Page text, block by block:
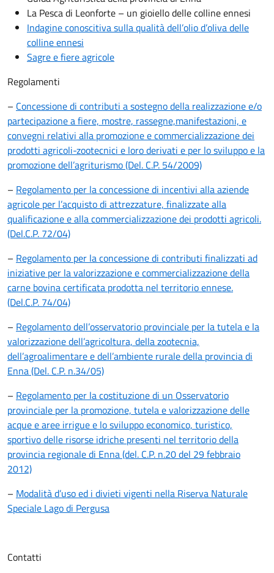
La Pesca di Leonforte – un gioiello delle colline ennesi
Indagine conoscitiva sulla qualità dell’olio d’oliva delle
colline ennesi
Sagre e fiere agricole
Regolamenti
– Concessione di contributi a sostegno della realizzazione e/o
partecipazione a fiere, mostre, rassegne,manifestazioni, e
convegni relativi alla promozione e commercializzazione dei
prodotti agricoli-zootecnici e loro derivati e per lo sviluppo e la
promozione dell’agriturismo (Del. C.P. 54/2009)
– Regolamento per la concessione di incentivi alla aziende
agricole per l’acquisto di attrezzature, finalizzate alla
qualificazione e alla commercializzazione dei prodotti agricoli.
(Del.C.P. 72/04)
– Regolamento per la concessione di contributi finalizzati ad
iniziative per la valorizzazione e commercializzazione della
carne bovina certificata prodotta nel territorio ennese.
(Del.C.P. 74/04)
– Regolamento dell’osservatorio provinciale per la tutela e la
valorizzazione dell’agricoltura, della zootecnia,
dell’agroalimentare e dell’ambiente rurale della provincia di
Enna (Del. C.P. n.34/05)
– Regolamento per la costituzione di un Osservatorio
provinciale per la promozione, tutela e valorizzazione delle
acque e aree irrigue e lo sviluppo economico, turistico,
sportivo delle risorse idriche presenti nel territorio della
provincia regionale di Enna (del. C.P. n.20 del 29 febbraio
2012)
– Modalità d’uso ed i divieti vigenti nella Riserva Naturale
Speciale Lago di Pergusa
Contatti